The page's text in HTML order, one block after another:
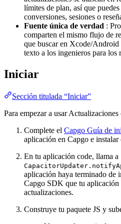
límites de plan, así que
conversiones, sesiones o
Fuente única de verdad :
comparten el mismo flujo de
que buscar en Xcode/Android
texto a los ingenieros para los
Iniciar
Sección titulada “Iniciar”
Para empezar a usar
Complete el Capgo Guía de
aplicación en Capgo e
En tu aplicación code, llama a
aplicación haya terminado de
Capgo SDK que tu aplicación
actualizaciones.
Construye tu paquete JS y